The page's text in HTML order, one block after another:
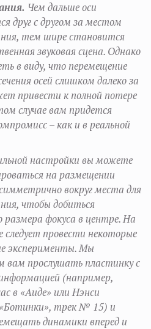
Чем дальше оси
друг с другом за местом
тем шире становится
звуковая сцена. Однако
в виду, что перемещение
осей слишком далеко за
привести к полной потере
случае вам придется
– как и в реальной
настройки вы можете
на размещении
вокруг места для
чтобы добиться
размера фокуса в центре. На
провести некоторые
эксперименты. Мы
вам прослушать пластинку с
(например,
в «Аиде» или Нэнси
трек № 15) и
динамики вперед и